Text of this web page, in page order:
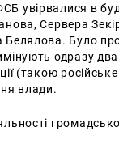
увірвалися в
Сервера
Белялова. Було
одразу
(такою
влади.